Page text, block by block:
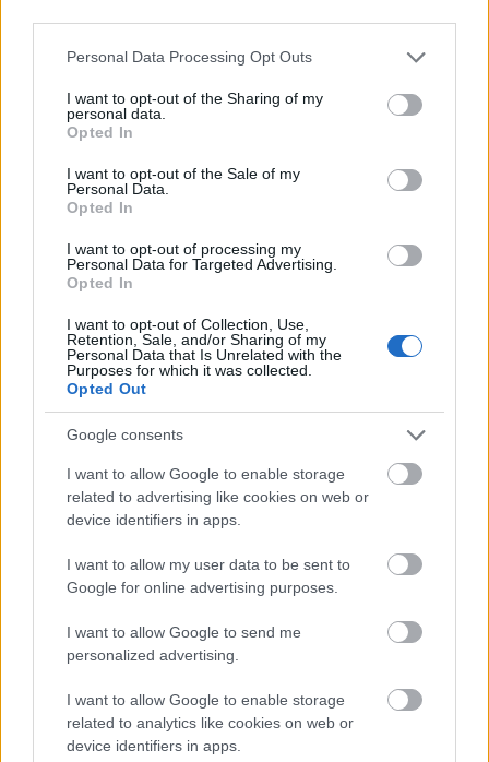
Please note that this website/app uses one or more Google
not limited to your visit or usage behaviour. You may click to
grant or deny consent to Google and its third-party tags to
use your data for below specified purposes in below Google
consent section.
Personal Data Processing Opt Outs
I want to opt-out of the Sharing of my
personal data.
Opted In
I want to opt-out of the Sale of my
Personal Data.
Opted In
I want to opt-out of processing my
Personal Data for Targeted Advertising.
Opted In
I want to opt-out of Collection, Use,
Retention, Sale, and/or Sharing of my
Personal Data that Is Unrelated with the
Purposes for which it was collected.
Opted Out
Google consents
I want to allow Google to enable storage
related to advertising like cookies on web or
device identifiers in apps.
I want to allow my user data to be sent to
Google for online advertising purposes.
I want to allow Google to send me
personalized advertising.
I want to allow Google to enable storage
related to analytics like cookies on web or
device identifiers in apps.
ellenlábasa is jócskán akad. A 2016-ban a
börtönbüntetését letöltő Patrizia Reggiani első
egyáltalán nem kereste őt a szerep kapcsán.
Ugyanakkor a Gucci-család sem lelkesedik a filmért.
család nevében tiltakozott az ellen, hogy a film
kiárusítja a családjuk történetét, és olyan dolgokból
csinálnak filmet, ami vagy a család saját
magánügyének tekinthető, vagy egyenesen
kitaláció. A család a teljes film megismeréséig vár
azzal, hogy jogi útra tereljék-e a kifogásaikat.
A film előzetese mindenesetre most megérkezett,
és az már most látszik, hogy Ridley Scott nem
fukarkodott semmivel.A látvány, a színészek, a
már a kétperces előzetes során is.
Egy valami
furcsa számunkra egy kissé, hogy vajon mi szükség
volt rá, hogy az eredetileg amúgy olaszul beszélő
karakterek álolasz akcentussal szólaljanak meg. Ez
biztosan plusz erőfeszítést igényelt a szereplőktől,